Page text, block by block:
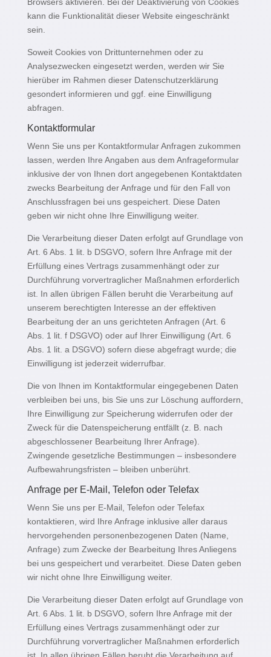
kann die Funktionalität dieser Website eingeschränkt
sein.
Soweit Cookies von Drittunternehmen oder zu
Analysezwecken eingesetzt werden, werden wir Sie
hierüber im Rahmen dieser Datenschutzerklärung
gesondert informieren und ggf. eine Einwilligung
abfragen.
Kontaktformular
Wenn Sie uns per Kontaktformular Anfragen zukommen
lassen, werden Ihre Angaben aus dem Anfrageformular
inklusive der von Ihnen dort angegebenen Kontaktdaten
zwecks Bearbeitung der Anfrage und für den Fall von
Anschlussfragen bei uns gespeichert. Diese Daten
geben wir nicht ohne Ihre Einwilligung weiter.
Die Verarbeitung dieser Daten erfolgt auf Grundlage von
Art. 6 Abs. 1 lit. b DSGVO, sofern Ihre Anfrage mit der
Erfüllung eines Vertrags zusammenhängt oder zur
Durchführung vorvertraglicher Maßnahmen erforderlich
ist. In allen übrigen Fällen beruht die Verarbeitung auf
unserem berechtigten Interesse an der effektiven
Bearbeitung der an uns gerichteten Anfragen (Art. 6
Abs. 1 lit. f DSGVO) oder auf Ihrer Einwilligung (Art. 6
Abs. 1 lit. a DSGVO) sofern diese abgefragt wurde; die
Einwilligung ist jederzeit widerrufbar.
Die von Ihnen im Kontaktformular eingegebenen Daten
verbleiben bei uns, bis Sie uns zur Löschung auffordern,
Ihre Einwilligung zur Speicherung widerrufen oder der
Zweck für die Datenspeicherung entfällt (z. B. nach
abgeschlossener Bearbeitung Ihrer Anfrage).
Zwingende gesetzliche Bestimmungen – insbesondere
Aufbewahrungsfristen – bleiben unberührt.
Anfrage per E-Mail, Telefon oder Telefax
Wenn Sie uns per E-Mail, Telefon oder Telefax
kontaktieren, wird Ihre Anfrage inklusive aller daraus
hervorgehenden personenbezogenen Daten (Name,
Anfrage) zum Zwecke der Bearbeitung Ihres Anliegens
bei uns gespeichert und verarbeitet. Diese Daten geben
wir nicht ohne Ihre Einwilligung weiter.
Die Verarbeitung dieser Daten erfolgt auf Grundlage von
Art. 6 Abs. 1 lit. b DSGVO, sofern Ihre Anfrage mit der
Erfüllung eines Vertrags zusammenhängt oder zur
Durchführung vorvertraglicher Maßnahmen erforderlich